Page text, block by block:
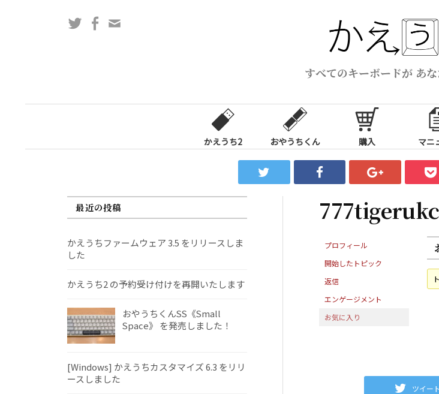
ス
すべてのキーボードが あ
TwitterFacebook
かえうち2 おやうちくん 購入 マニ
プロフィール
開始したトピック
返信
エンゲージメント
お気に入り
ツイート
最近の投稿
かえうちファームウェア 3.5 をリリースしま
した
かえうち2 の予約受け付けを再開いたします
おやうちくんSS《Small
Space》 を発売しました！
[Windows] かえうちカスタマイズ 6.3 をリリ
ースしました